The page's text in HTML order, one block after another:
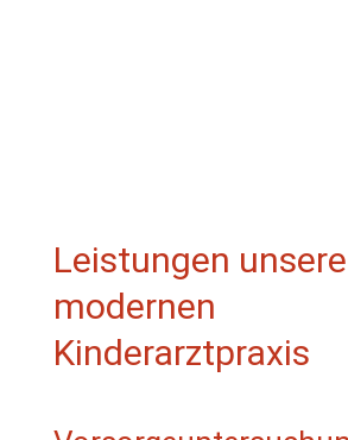
Leistungen
modernen
Kinderarztpraxis